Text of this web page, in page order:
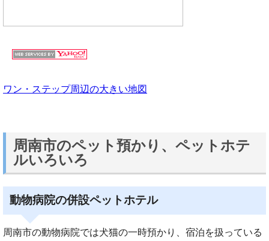
ワン・ステップ周辺の大きい地図
周南市のペット預かり、ペットホテ
ルいろいろ
動物病院の併設ペットホテル
周南市の動物病院では犬猫の一時預かり、宿泊を扱っている